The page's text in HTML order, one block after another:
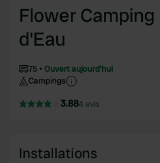
Flower Camping
d'Eau
75
Ouvert aujourd'hui
Campings
3.884 avis
Installations